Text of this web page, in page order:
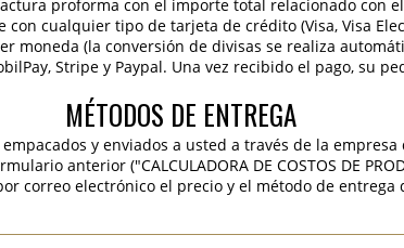
proforma con el importe total relacionado con
cualquier tipo de tarjeta de crédito (Visa, Visa
moneda (la conversión de divisas se realiza
Stripe y Paypal. Una vez recibido el pago, su
MÉTODOS DE ENTREGA
y enviados a usted a través de la empresa
anterior ("CALCULADORA DE COSTOS DE
correo electrónico el precio y el método de